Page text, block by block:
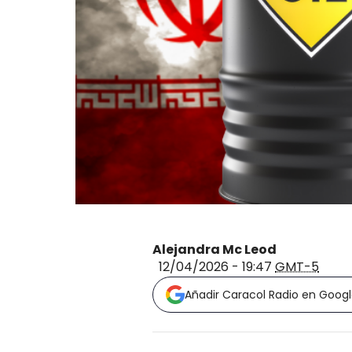
Alejandra Mc Leod
12/04/2026 - 19:47 GMT-5
Añadir Caracol Radio en